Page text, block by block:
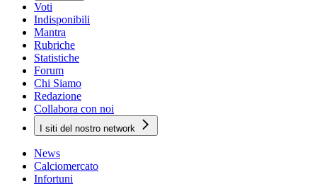
Voti
Indisponibili
Mantra
Rubriche
Statistiche
Forum
Chi Siamo
Redazione
Collabora con noi
I siti del nostro network
News
Calciomercato
Infortuni